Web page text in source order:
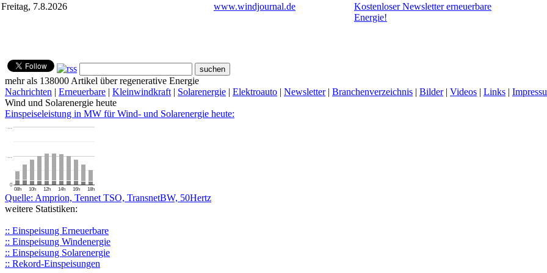
Freitag, 7.8.2026 www.windjournal.de
Kostenloser Newsletter erneuerbare
Energie!
mehr als 138000 Artikel über regenerative Energie
Nachrichten | Erneuerbare | Kleinwindkraft | Solarenergie | Elektroauto | Newsletter| Branchenverzeichnis | Bilder| Videos | Links |
Wind und Solarenergie heute
Einspeiseleistung in MW für Wind- und Solarenergie heute:
08h 10h 12h 14h 16h 18h
0
…
…
Quelle: Amprion, Tennet TSO, TransnetBW, 50Hertz
weitere Statistiken:
:: Einspeisung Erneuerbare
:: Einspeisung Windenergie
:: Einspeisung Solarenergie
:: Rekord-Einspeisungen